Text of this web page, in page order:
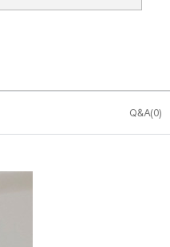
Q&A(0)